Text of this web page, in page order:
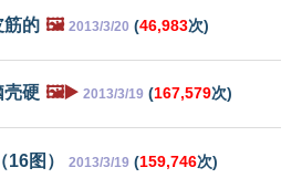
筋的 🖼️ 2013/3/20 (46,983次)
硬 🖼️▶️ 2013/3/19 (167,579次)
16图） 2013/3/19 (159,746次)